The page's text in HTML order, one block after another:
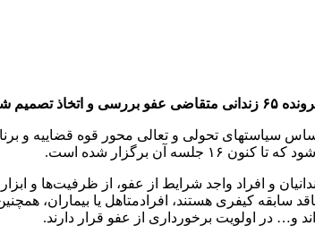
شد.
سیاستهای تحولی و تعالی محور قوه قضاییه و
و افراد واجد شرایط از عفو، از ظرفیت‌ها و ابزار
سابقه کیفری هستند، افرادمتاهل یا بیماران،
و… در اولویت برخورداری از عفو قرار دارند.